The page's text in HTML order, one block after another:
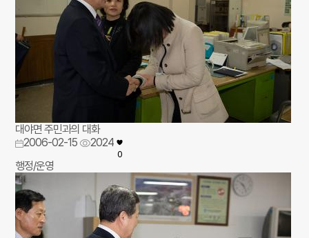
대야면 주민과의 대화
2006-02-15
2024
0
행정/운영